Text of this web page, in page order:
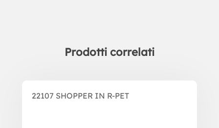
Prodotti correlati
22107 SHOPPER IN R-PET